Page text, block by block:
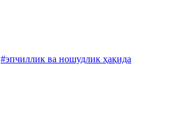
#эпчиллик ва ношудлик ҳақида